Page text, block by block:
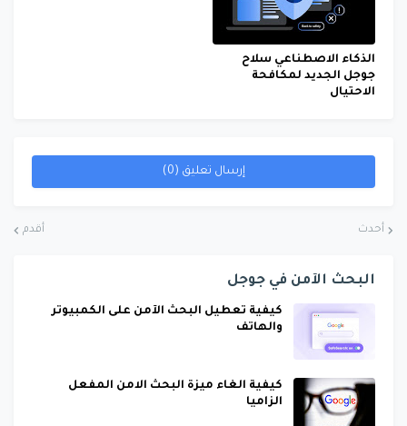
الذكاء الاصطناعي سلاح
جوجل الجديد لمكافحة
الاحتيال
إرسال تعليق (0)
أحدث أقدم
البحث الآمن في جوجل
كيفية تعطيل البحث الآمن على الكمبيوتر
والهاتف
كيفية الغاء ميزة البحث الامن المفعل
الزاميا